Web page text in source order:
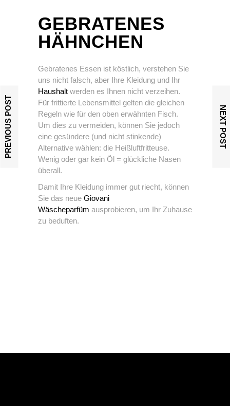
GEBRATENES
HÄHNCHEN
Gebratenes Essen ist köstlich, verstehen Sie
uns nicht falsch, aber Ihre Kleidung und Ihr
Haushalt werden es Ihnen nicht verzeihen.
Für frittierte Lebensmittel gelten die gleichen
Regeln wie für den oben erwähnten Fisch.
Um dies zu vermeiden, können Sie jedoch
eine gesündere (und nicht stinkende)
Alternative wählen: die Heißluftfritteuse.
Wenig oder gar kein Öl = glückliche Nasen
überall.
Damit Ihre Kleidung immer gut riecht, können
Sie das neue Giovani
Wäscheparfüm ausprobieren, um Ihr Zuhause
zu beduften.
PREVIOUS POST NEXT POST